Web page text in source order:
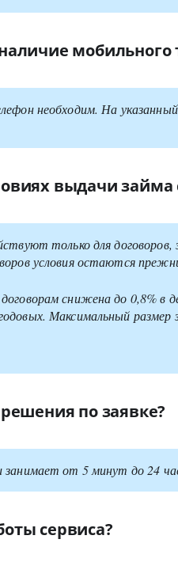
необходим. На
выдачи займа
только для
условия остаются
снижена до 0,8% в
Максимальный
по заявке?
занимает от 5 минут до 24
сервиса?